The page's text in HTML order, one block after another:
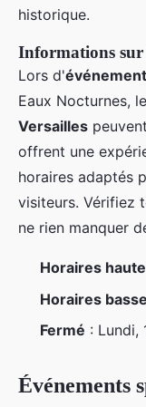
historique.
Informations sur
Lors d'
Eaux Nocturnes,
Versailles
offrent une
horaires adaptés
visiteurs. Vérifiez
ne rien manquer
Horaires
Horaires
Fermé : Lundi,
Événements